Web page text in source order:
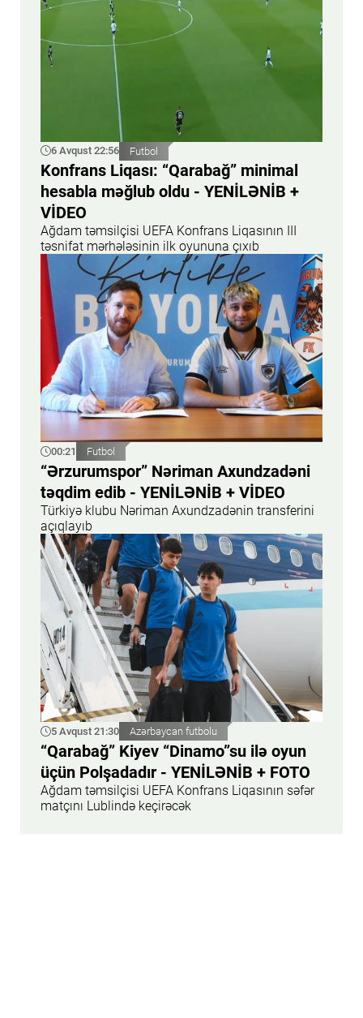
6 Avqust 22:56 Futbol
Konfrans Liqası: “Qarabağ” minimal
hesabla məğlub oldu - YENİLƏNİB +
VİDEO
Ağdam təmsilçisi UEFA Konfrans Liqasının III
təsnifat mərhələsinin ilk oyununa çıxıb
00:21 Futbol
“Ərzurumspor” Nəriman Axundzadəni
təqdim edib - YENİLƏNİB + VİDEO
Türkiyə klubu Nəriman Axundzadənin transferini
açıqlayıb
5 Avqust 21:30 Azərbaycan futbolu
“Qarabağ” Kiyev “Dinamo”su ilə oyun
üçün Polşadadır - YENİLƏNİB + FOTO
Ağdam təmsilçisi UEFA Konfrans Liqasının səfər
matçını Lublində keçirəcək